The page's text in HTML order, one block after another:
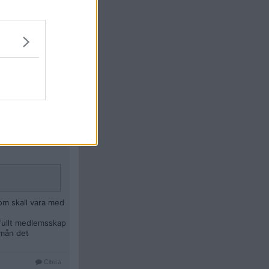
det sig att
grupp som
endast
skall vara med
medlemsskap
det
Citera